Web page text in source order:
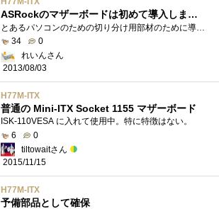
ASRockのマザーボードは初めて導入しました
34
0
れいんさん
2013/08/03
H77M-ITX
普通の Mini-ITX Socket 1155 マザーボード
ISK-110VESA に入れて使用中。特に特徴はない。
6
0
tiltowaitさん
2015/11/15
H77M-ITX
予備部品として確保